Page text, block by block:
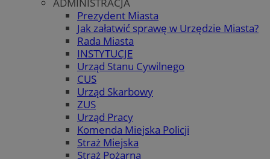
Prezydent Miasta
Jak załatwić sprawę w Urzędzie Miasta?
Rada Miasta
INSTYTUCJE
Urząd Stanu Cywilnego
CUS
Urząd Skarbowy
ZUS
Urząd Pracy
Komenda Miejska Policji
Straż Miejska
Straż Pożarna